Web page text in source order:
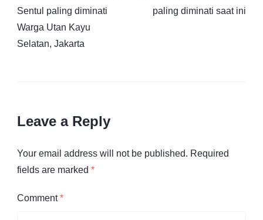
Sentul paling diminati
Warga Utan Kayu
Selatan, Jakarta
paling diminati saat ini
Leave a Reply
Your email address will not be published. Required
fields are marked *
Comment*